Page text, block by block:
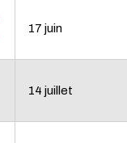
17 juin
14 juillet